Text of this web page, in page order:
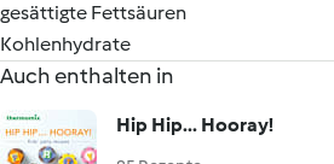
gesättigte Fettsäuren
Kohlenhydrate
Auch enthalten in
Hip Hip... Hooray!